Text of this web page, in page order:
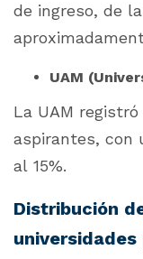
de ingreso, de
UAM
La UAM
aspirantes, con
al 15%.
Distribución
universidades